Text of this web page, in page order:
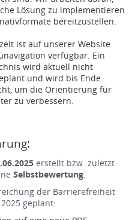
Lösung zu implementieren
bereitzustellen.
ist auf unserer Website
verfügbar. Ein
wird aktuell nicht
und wird bis Ende
um die Orientierung für
zu verbessern.
erstellt bzw. zuletzt
Selbstbewertung
der Barrierefreiheit
geplant: